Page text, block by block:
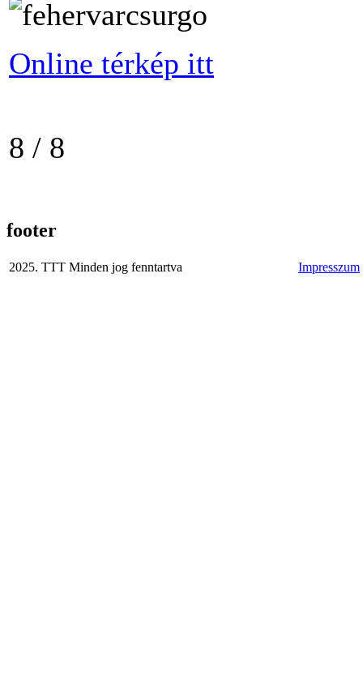
Online térkép itt
8 / 8
footer
2025. TTT Minden jog fenntartva Impresszum